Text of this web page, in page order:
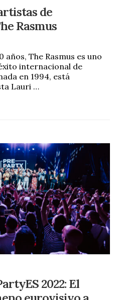
de
Rasmus
años, The Rasmus es uno
internacional de
en 1994, está
Lauri …
2022: El